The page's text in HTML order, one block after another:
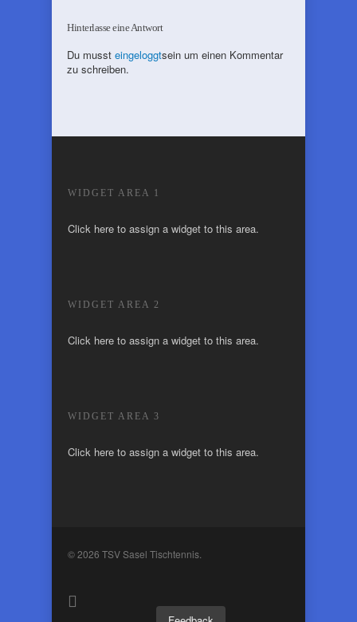
Hinterlasse eine Antwort
Du musst eingeloggtsein um einen Kommentar
zu schreiben.
WIDGET AREA 1
Click here to assign a widget to this area.
WIDGET AREA 2
Click here to assign a widget to this area.
WIDGET AREA 3
Click here to assign a widget to this area.
© 2026 TSV Sasel Tischtennis.